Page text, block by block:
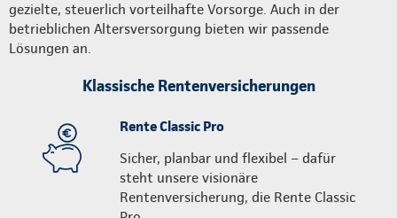
gezielte, steuerlich vorteilhafte Vorsorge. Auch in der
betrieblichen Altersversorgung bieten wir passende
Lösungen an.
Klassische Rentenversicherungen
Rente Classic Pro
Sicher, planbar und flexibel – dafür
steht unsere visionäre
Rentenversicherung, die Rente Classic